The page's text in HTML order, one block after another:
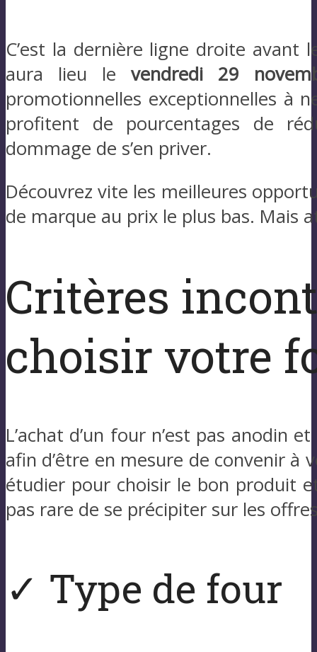
C’est la dernière ligne droite avant
aura lieu levendredi 29
promotionnelles exceptionnelles à
profitent de pourcentages de
dommage de s’en priver.
Découvrez vite les meilleures
de marque au prix le plus bas. Mais
Critères
choisir votre
L’achat d’un four n’est pas anodin
afin d’être en mesure de convenir à
étudier pour choisir le bon produit
pas rare de se précipiter sur les
✓ Type de four